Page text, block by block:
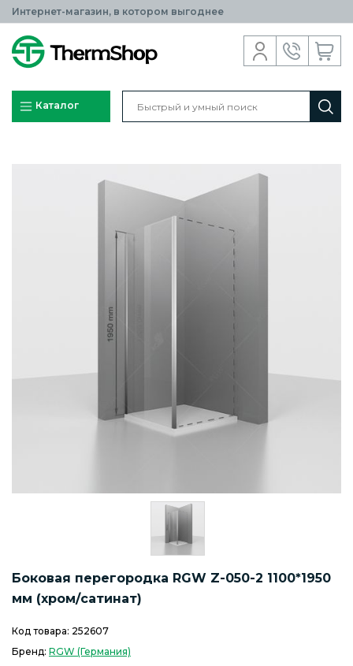
Интернет-магазин, в котором выгоднее
Каталог
Боковая перегородка RGW Z-050-2 1100*1950
мм (хром/сатинат)
Код товара: 252607
Бренд: RGW (Германия)